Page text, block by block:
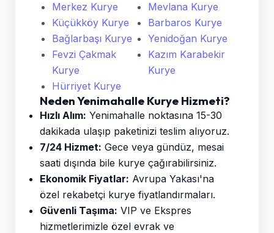
Merkez Kurye
Küçükköy Kurye
Bağlarbaşı Kurye
Fevzi Çakmak
Kurye
Hürriyet Kurye
Mevlana Kurye
Barbaros Kurye
Yenidoğan Kurye
Kazım Karabekir
Kurye
Neden Yenimahalle Kurye Hizmeti?
Hızlı Alım: Yenimahalle noktasına 15-30
dakikada ulaşıp paketinizi teslim alıyoruz.
7/24 Hizmet: Gece veya gündüz, mesai
saati dışında bile kurye çağırabilirsiniz.
Ekonomik Fiyatlar: Avrupa Yakası'na
özel rekabetçi kurye fiyatlandırmaları.
Güvenli Taşıma: VIP ve Ekspres
hizmetlerimizle özel evrak ve